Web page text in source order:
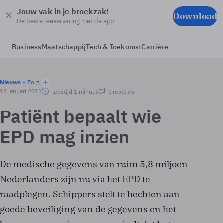
Jouw vak in je broekzak!
De beste leeservaring met de app Download
BusinessMaatschappijTech & ToekomstCarrière
Nieuws
Zorg
13 januari 2011
leestijd 1 minuut 0 reacties
Patiënt bepaalt wie
EPD mag inzien
De medische gegevens van ruim 5,8 miljoen
Nederlanders zijn nu via het EPD te
raadplegen. Schippers stelt te hechten aan
goede beveiliging van de gegevens en het